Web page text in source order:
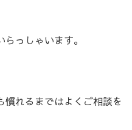
っしゃいます。
慣れるまではよくご相談を